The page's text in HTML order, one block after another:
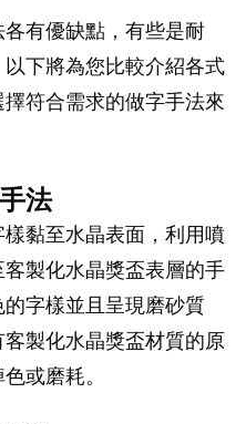
有優缺點，有些是耐
下將為您比較介紹各式
符合需求的做字手法來
法
黏至水晶表面，利用噴
製化水晶獎盃表層的手
字樣並且呈現磨砂質
製化水晶獎盃材質的原
或磨耗。